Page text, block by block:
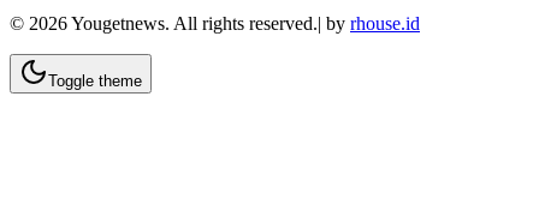
© 2026Yougetnews. All rights reserved.| by rhouse.id
Toggle theme